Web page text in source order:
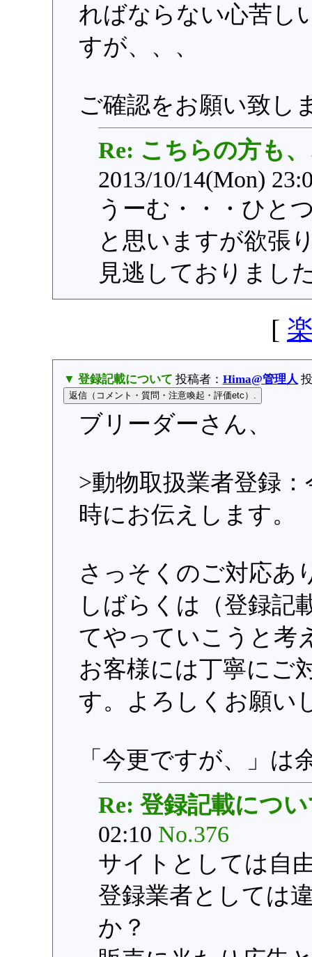
ればならない心苦し
すが、、、
ご確認をお願い致し
Re: こちらの方も
2013/10/14(Mon)
うーむ・・・ひと
と思いますが欲張
見逃しておりまし
[
▼ 登録記載について 投稿者： Hima@管理人
ブリーダーさん、
>動物取扱業者登録
時にお伝えします。
さっそくのご対応あ
しばらくは（登録記
てやっていこうと考
お客様には丁寧にご
す。よろしくお願い
「今更ですが、」は
Re: 登録記載につ
02:10 No.376
サイトとしては自
登録業者としては
か？